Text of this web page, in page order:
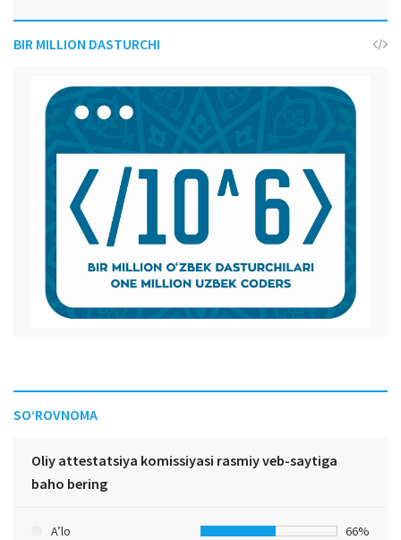
BIR MILLION DASTURCHI
SO‘ROVNOMA
Oliy attestatsiya komissiyasi rasmiy veb-saytiga
baho bering
A’lo 66%